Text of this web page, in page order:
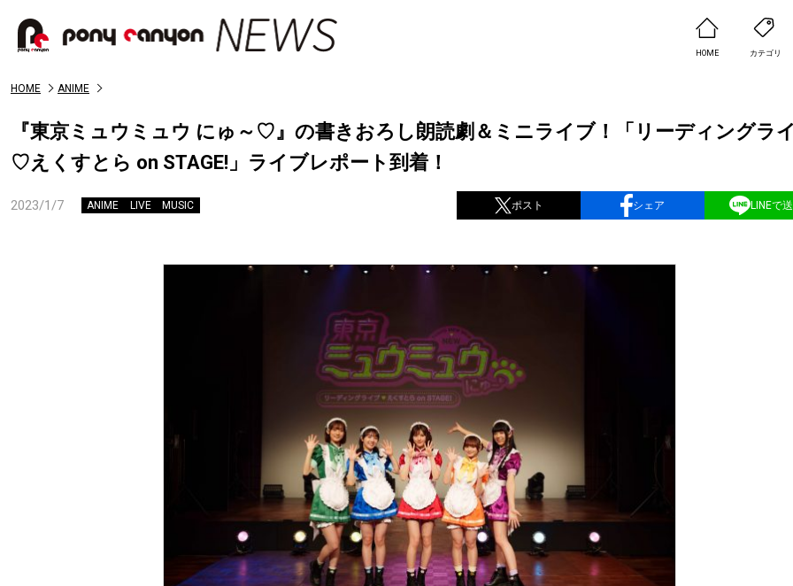
HOME カテゴリ
HOME ANIME
『東京ミュウミュウ にゅ～♡』の書きおろし朗読劇＆ミニライブ！「リーディングラ
♡えくすとら on STAGE!」ライブレポート到着！
2023/1/7 ANIME LIVE MUSIC ポスト シェア LINEで